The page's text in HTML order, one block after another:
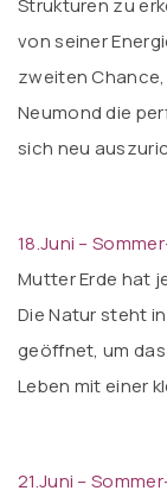
Strukturen zu
von seiner
zweiten
Neumond die
sich neu
18.Juni –
Mutter Erde hat
Die Natur steht
geöffnet, um
Leben mit einer
21.Juni –